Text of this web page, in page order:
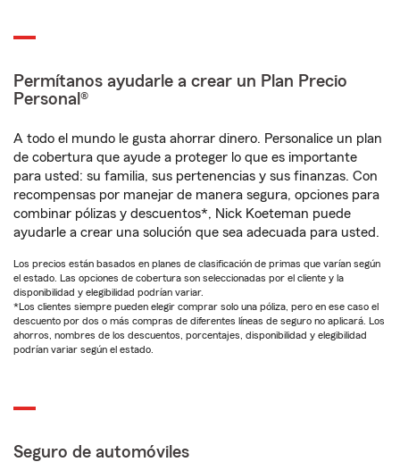
Permítanos ayudarle a crear un Plan Precio
Personal®
A todo el mundo le gusta ahorrar dinero. Personalice un plan
de cobertura que ayude a proteger lo que es importante
para usted: su familia, sus pertenencias y sus finanzas. Con
recompensas por manejar de manera segura, opciones para
combinar pólizas y descuentos*, Nick Koeteman puede
ayudarle a crear una solución que sea adecuada para usted.
Los precios están basados en planes de clasificación de primas que varían según
el estado. Las opciones de cobertura son seleccionadas por el cliente y la
disponibilidad y elegibilidad podrían variar.
*Los clientes siempre pueden elegir comprar solo una póliza, pero en ese caso el
descuento por dos o más compras de diferentes líneas de seguro no aplicará. Los
ahorros, nombres de los descuentos, porcentajes, disponibilidad y elegibilidad
podrían variar según el estado.
Seguro de automóviles